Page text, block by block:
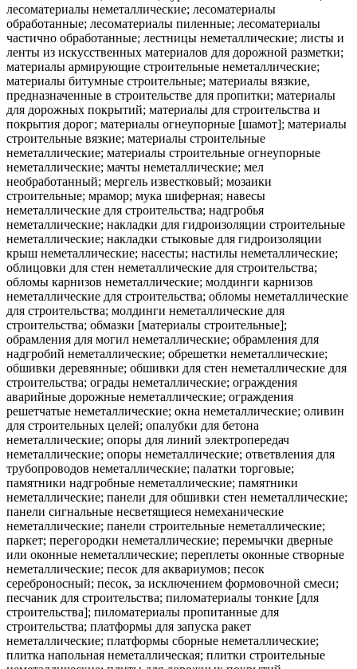
лесоматериалы неметаллические; лесоматериалы
обработанные; лесоматериалы пиленные; лесоматериалы
частично обработанные; лестницы неметаллические; листы и
ленты из искусственных материалов для дорожной разметки;
материалы армирующие строительные неметаллические;
материалы битумные строительные; материалы вязкие,
предназначенные в строительстве для пропитки; материалы
для дорожных покрытий; материалы для строительства и
покрытия дорог; материалы огнеупорные [шамот]; материалы
строительные вязкие; материалы строительные
неметаллические; материалы строительные огнеупорные
неметаллические; мачты неметаллические; мел
необработанный; мергель известковый; мозаики
строительные; мрамор; мука шиферная; навесы
неметаллические для строительства; надгробья
неметаллические; накладки для гидроизоляции строительные
неметаллические; накладки стыковые для гидроизоляции
крыш неметаллические; насесты; настилы неметаллические;
облицовки для стен неметаллические для строительства;
обломы карнизов неметаллические; молдинги карнизов
неметаллические для строительства; обломы неметаллические
для строительства; молдинги неметаллические для
строительства; обмазки [материалы строительные];
обрамления для могил неметаллические; обрамления для
надгробий неметаллические; обрешетки неметаллические;
обшивки деревянные; обшивки для стен неметаллические для
строительства; ограды неметаллические; ограждения
аварийные дорожные неметаллические; ограждения
решетчатые неметаллические; окна неметаллические; оливин
для строительных целей; опалубки для бетона
неметаллические; опоры для линий электропередач
неметаллические; опоры неметаллические; ответвления для
трубопроводов неметаллические; палатки торговые;
памятники надгробные неметаллические; памятники
неметаллические; панели для обшивки стен неметаллические;
панели сигнальные несветящиеся немеханические
неметаллические; панели строительные неметаллические;
паркет; перегородки неметаллические; перемычки дверные
или оконные неметаллические; переплеты оконные створные
неметаллические; песок для аквариумов; песок
сереброносный; песок, за исключением формовочной смеси;
песчаник для строительства; пиломатериалы тонкие [для
строительства]; пиломатериалы пропитанные для
строительства; платформы для запуска ракет
неметаллические; платформы сборные неметаллические;
плитка напольная неметаллическая; плитки строительные